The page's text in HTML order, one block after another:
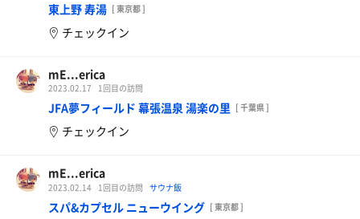
東上野 寿湯 [ 東京都 ]
チェックイン
mE...erica
2023.02.17 1回目の訪問
JFA夢フィールド 幕張温泉 湯楽の里 [ 千葉県 ]
チェックイン
mE...erica
2023.02.14 1回目の訪問 サウナ飯
スパ&カプセル ニューウイング [ 東京都 ]